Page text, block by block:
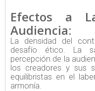
Efectos a
Audiencia:
La densidad del
desafío ético. La
percepción de la
los creadores y sus
equilibristas en el
armonía.